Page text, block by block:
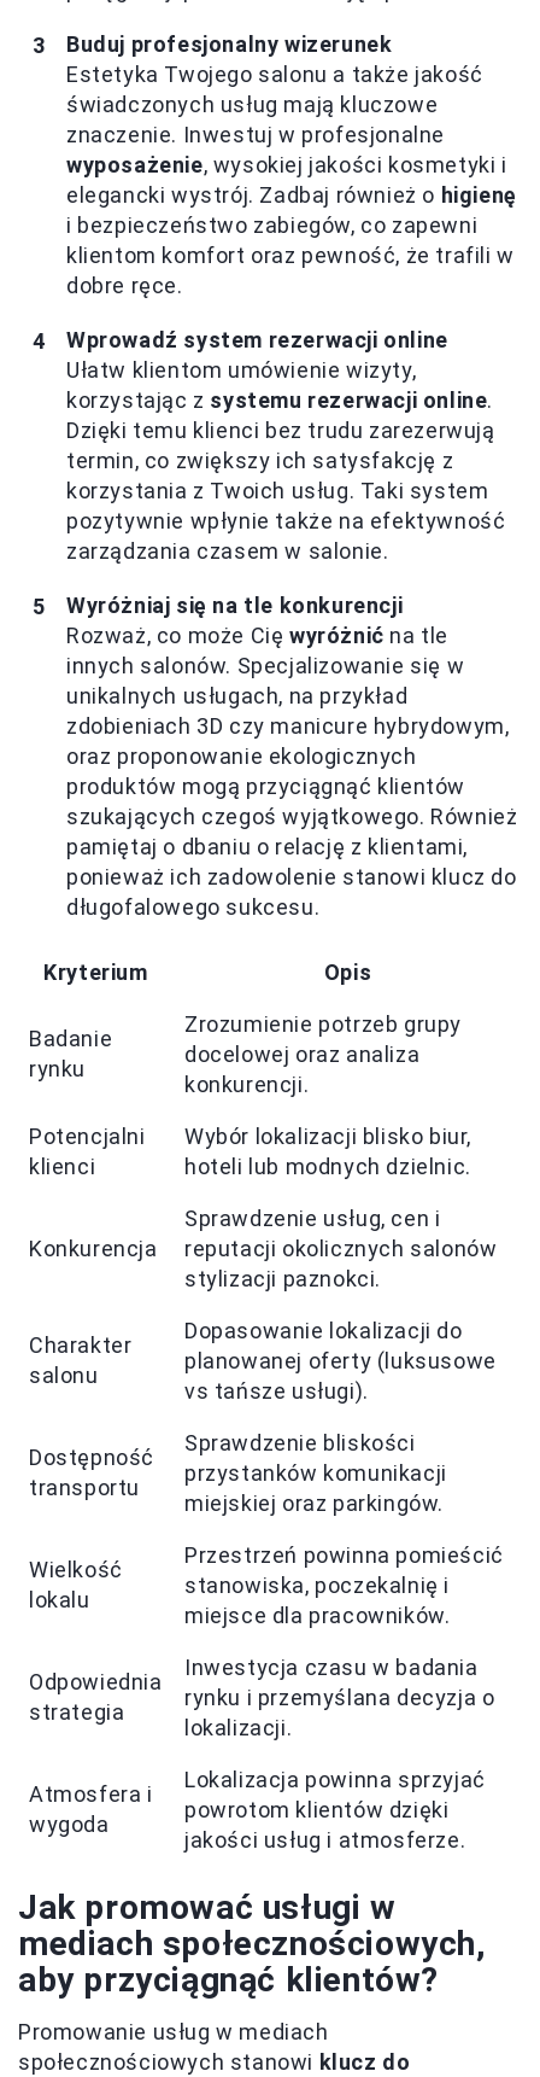
Buduj profesjonalny wizerunek
Estetyka Twojego salonu a także jakość
świadczonych usług mają kluczowe
znaczenie. Inwestuj w profesjonalne
wyposażenie, wysokiej jakości kosmetyki i
elegancki wystrój. Zadbaj również o higienę
i bezpieczeństwo zabiegów, co zapewni
klientom komfort oraz pewność, że trafili w
dobre ręce.
Wprowadź system rezerwacji online
Ułatw klientom umówienie wizyty,
korzystając z systemu rezerwacji online.
Dzięki temu klienci bez trudu zarezerwują
termin, co zwiększy ich satysfakcję z
korzystania z Twoich usług. Taki system
pozytywnie wpłynie także na efektywność
zarządzania czasem w salonie.
Wyróżniaj się na tle konkurencji
Rozważ, co może Cię wyróżnić na tle
innych salonów. Specjalizowanie się w
unikalnych usługach, na przykład
zdobieniach 3D czy manicure hybrydowym,
oraz proponowanie ekologicznych
produktów mogą przyciągnąć klientów
szukających czegoś wyjątkowego. Również
pamiętaj o dbaniu o relację z klientami,
ponieważ ich zadowolenie stanowi klucz do
długofalowego sukcesu.
Kryterium Opis
Badanie
rynku
Zrozumienie potrzeb grupy
docelowej oraz analiza
konkurencji.
Potencjalni
klienci
Wybór lokalizacji blisko biur,
hoteli lub modnych dzielnic.
Konkurencja
Sprawdzenie usług, cen i
reputacji okolicznych salonów
stylizacji paznokci.
Charakter
salonu
Dopasowanie lokalizacji do
planowanej oferty (luksusowe
vs tańsze usługi).
Dostępność
transportu
Sprawdzenie bliskości
przystanków komunikacji
miejskiej oraz parkingów.
Wielkość
lokalu
Przestrzeń powinna pomieścić
stanowiska, poczekalnię i
miejsce dla pracowników.
Odpowiednia
strategia
Inwestycja czasu w badania
rynku i przemyślana decyzja o
lokalizacji.
Atmosfera i
wygoda
Lokalizacja powinna sprzyjać
powrotom klientów dzięki
jakości usług i atmosferze.
Jak promować usługi w
mediach społecznościowych,
aby przyciągnąć klientów?
Promowanie usług w mediach
społecznościowych stanowi klucz do